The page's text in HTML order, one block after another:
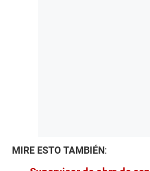
MIRE ESTO TAMBIÉN: